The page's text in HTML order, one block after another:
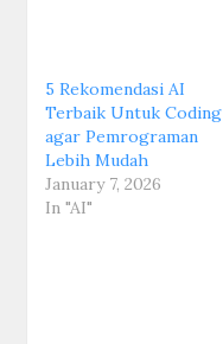
5 Rekomendasi AI
Terbaik Untuk Coding
agar Pemrograman
Lebih Mudah
January 7, 2026
In "AI"